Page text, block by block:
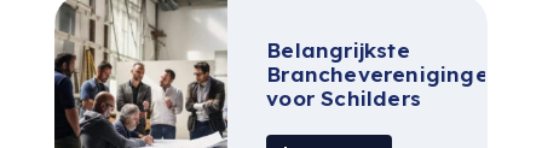
Belangrijkste
Brancheverenigingen
voor Schilders